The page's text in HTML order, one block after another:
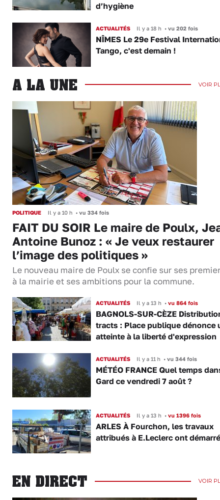
d’hygiène
ACTUALITÉS Il y a 18 h •vu 202 fois
NÎMES Le 29e Festival
Tango, c'est demain !
A LA UNE VOIR
POLITIQUE Il y a 10 h • vu 334 fois
FAIT DU SOIR Le maire de Poulx,
Antoine Bunoz : « Je veux restaurer
l’image des politiques »
Le nouveau maire de Poulx se confie sur ses
à la mairie et ses ambitions pour la commune.
ACTUALITÉS Il y a 13 h •vu 864 fois
BAGNOLS-SUR-CÈZE
tracts : Place publique dénonce
atteinte à la liberté d'expression
ACTUALITÉS Il y a 11 h •vu 344 fois
MÉTÉO FRANCE Quel temps
Gard ce vendredi 7 août ?
ACTUALITÉS Il y a 13 h •vu 1396 fois
ARLES À Fourchon, les travaux
attribués à E.Leclerc ont démarré
EN DIRECT VOIR